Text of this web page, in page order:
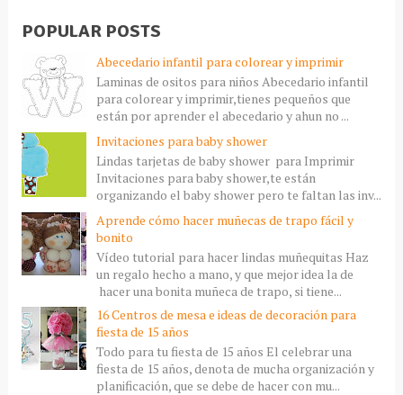
POPULAR POSTS
Abecedario infantil para colorear y imprimir
Laminas de ositos para niños Abecedario infantil
para colorear y imprimir,tienes pequeños que
están por aprender el abecedario y ahun no ...
Invitaciones para baby shower
Lindas tarjetas de baby shower para Imprimir
Invitaciones para baby shower,te están
organizando el baby shower pero te faltan las inv...
Aprende cómo hacer muñecas de trapo fácil y
bonito
Vídeo tutorial para hacer lindas muñequitas Haz
un regalo hecho a mano, y que mejor idea la de
hacer una bonita muñeca de trapo, si tiene...
16 Centros de mesa e ideas de decoración para
fiesta de 15 años
Todo para tu fiesta de 15 años El celebrar una
fiesta de 15 años, denota de mucha organización y
planificación, que se debe de hacer con mu...